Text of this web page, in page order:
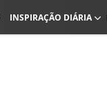
INSPIRAÇÃO DIÁRIA